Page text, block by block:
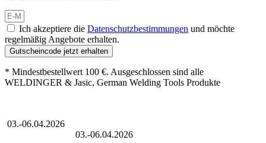
Ich akzeptiere die Datenschutzbestimmungen und möchte
regelmäßig Angebote erhalten.
Gutscheincode jetzt erhalten
* Mindestbestellwert 100 €. Ausgeschlossen sind alle
WELDINGER & Jasic, German Welding Tools Produkte
03.-06.04.2026
03.-06.04.2026